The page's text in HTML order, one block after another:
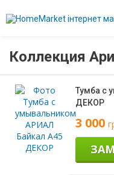
Коллекция
Тумба с
ДЕКОР
3 000